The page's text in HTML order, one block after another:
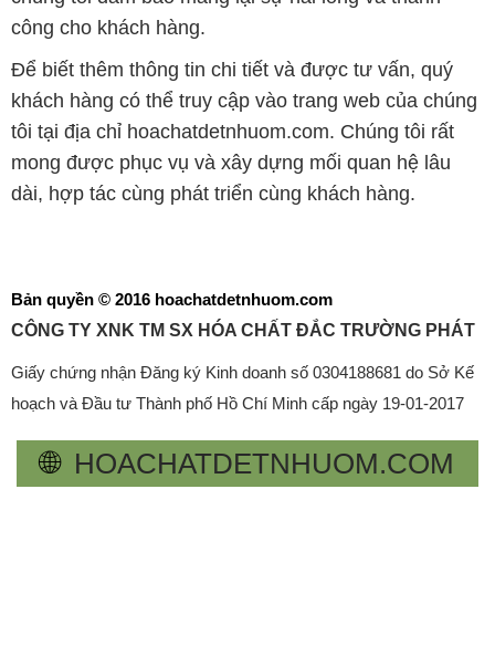
mong được phục vụ và xây dựng mối quan hệ lâu
dài, hợp tác cùng phát triển cùng khách hàng.
Bản quyền © 2016 hoachatdetnhuom.com
CÔNG TY XNK TM SX HÓA CHẤT ĐẮC TRƯỜNG PHÁT
🌐HOACHATDETNHUOM.COM